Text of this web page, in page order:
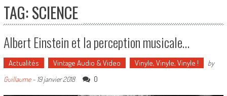
TAG: SCIENCE
Albert Einstein et la perception musicale…
Actualités Vintage Audio & Video Vinyle, Vinyle, Vinyle !
by
Guillaume- 19 janvier 2018 0